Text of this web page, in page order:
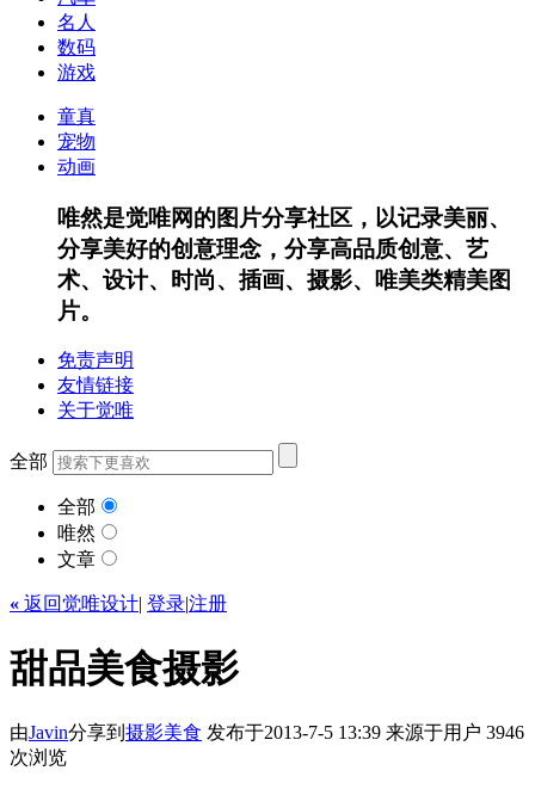
名人
数码
游戏
童真
宠物
动画
唯然是觉唯网的图片分享社区，以记录美丽、
分享美好的创意理念，分享高品质创意、艺
术、设计、时尚、插画、摄影、唯美类精美图
片。
免责声明
友情链接
关于觉唯
全部
全部
唯然
文章
« 返回觉唯设计| 登录|注册
甜品美食摄影
由Javin分享到 摄影美食 发布于2013-7-5 13:39 来源于用户 3946
次浏览